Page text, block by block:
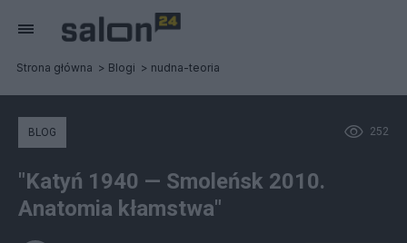
Strona główna Blogi nudna-teoria
252
BLOG
"Katyń 1940 — Smoleńsk 2010.
Anatomia kłamstwa"